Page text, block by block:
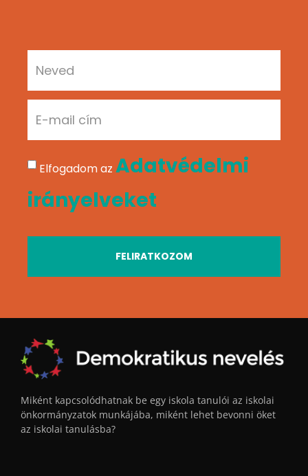
Elfogadom az Adatvédelmi
irányelveket
FELIRATKOZOM
Miként kapcsolódhatnak be egy iskola tanulói az iskolai
önkormányzatok munkájába, miként lehet bevonni öket
az iskolai tanulásba?